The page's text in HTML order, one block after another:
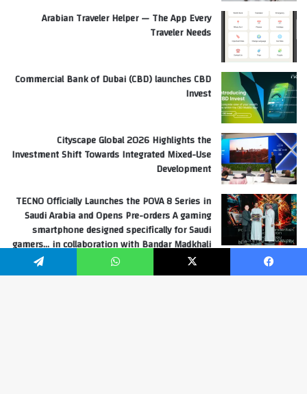
Arabian Traveler Helper — The App Every
Traveler Needs
Commercial Bank of Dubai (CBD) launches CBD
Invest
Cityscape Global 2026 Highlights the
Investment Shift Towards Integrated Mixed-Use
Development
TECNO Officially Launches the POVA 8 Series in
Saudi Arabia and Opens Pre-orders A gaming
smartphone designed specifically for Saudi
gamers… in collaboration with Bandar Madkhali
“Banderita”
فيسبوك ‫X واتساب تيلقرام